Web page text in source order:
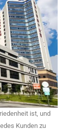
ist, und
Kunden zu